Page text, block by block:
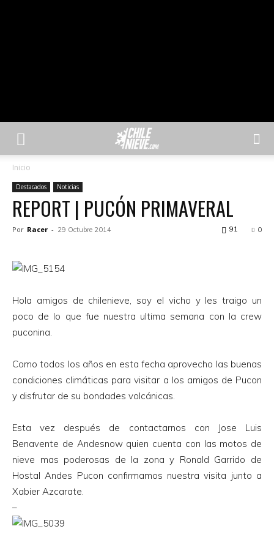
Inicio
Destacados Noticias
REPORT | PUCÓN PRIMAVERAL
Por Racer - 29 Octubre 2014 0
91
Hola amigos de chilenieve, soy el vicho y les traigo un
poco de lo que fue nuestra ultima semana con la crew
puconina.
Como todos los años en esta fecha aprovecho las buenas
condiciones climáticas para visitar a los amigos de Pucon
y disfrutar de su bondades volcánicas.
Esta vez después de contactarnos con Jose Luis
Benavente de Andesnow quien cuenta con las motos de
nieve mas poderosas de la zona y Ronald Garrido de
Hostal Andes Pucon confirmamos nuestra visita junto a
Xabier Azcarate.
–